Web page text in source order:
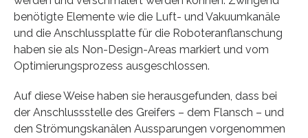
benötigte Elemente wie die Luft- und Vakuumkanäle
und die Anschlussplatte für die Roboteranflanschung
haben sie als Non-Design-Areas markiert und vom
Optimierungsprozess ausgeschlossen.
Auf diese Weise haben sie herausgefunden, dass bei
der Anschlussstelle des Greifers – dem Flansch – und
den Strömungskanälen Aussparungen vorgenommen